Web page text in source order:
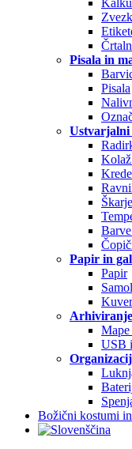
Pisala in
Pisala
Papir in
Papir
USB
Božični kostumi